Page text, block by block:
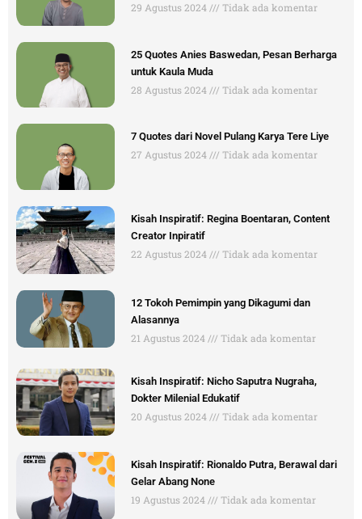
29 Agustus 2024 Tidak ada komentar
25 Quotes Anies Baswedan, Pesan Berharga
untuk Kaula Muda
28 Agustus 2024 Tidak ada komentar
7 Quotes dari Novel Pulang Karya Tere Liye
27 Agustus 2024 Tidak ada komentar
Kisah Inspiratif: Regina Boentaran, Content
Creator Inpiratif
22 Agustus 2024 Tidak ada komentar
12 Tokoh Pemimpin yang Dikagumi dan
Alasannya
21 Agustus 2024 Tidak ada komentar
Kisah Inspiratif: Nicho Saputra Nugraha,
Dokter Milenial Edukatif
20 Agustus 2024 Tidak ada komentar
Kisah Inspiratif: Rionaldo Putra, Berawal dari
Gelar Abang None
19 Agustus 2024 Tidak ada komentar